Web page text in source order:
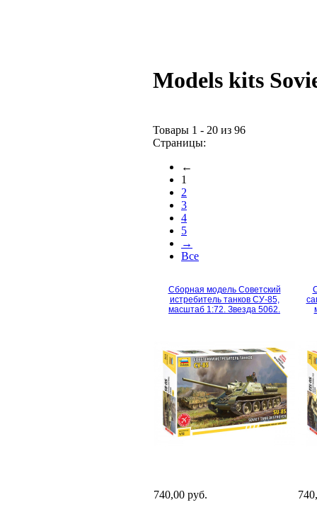
Models kits
Товары 1 - 20 из 96
Страницы:
←
1
2
3
4
5
→
Все
Сборная модель Советский
истребитель танков СУ-85,
масштаб 1:72. Звезда 5062.
740,00 руб.